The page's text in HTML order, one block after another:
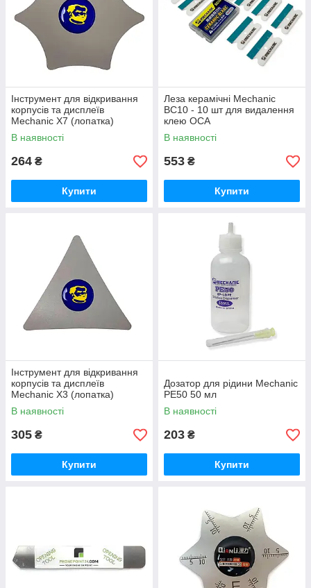
Інструмент для відкривання
корпусів та дисплеїв
Mechanic X7 (лопатка)
В наявності
264 ₴
Купити
Леза керамічні Mechanic
BC10 - 10 шт для видалення
клею OCA
В наявності
553 ₴
Купити
Інструмент для відкривання
корпусів та дисплеїв
Mechanic X3 (лопатка)
В наявності
305 ₴
Купити
Дозатор для рідини Mechanic
PE50 50 мл
В наявності
203 ₴
Купити